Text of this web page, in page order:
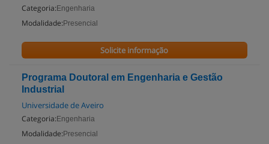
Categoria: Engenharia
Modalidade: Presencial
Solicite informação
Programa Doutoral em Engenharia e Gestão
Industrial
Universidade de Aveiro
Categoria: Engenharia
Modalidade: Presencial